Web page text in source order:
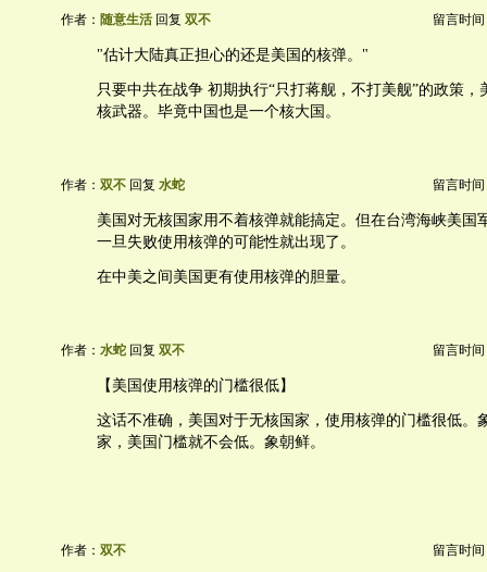
作者： 随意生活 回复 双不 留言时间
"估计大陆真正担心的还是美国的核弹。"
只要中共在战争 初期执行“只打蒋舰，不打美舰”的政策，
核武器。毕竟中国也是一个核大国。
作者： 双不 回复 水蛇 留言时间
美国对无核国家用不着核弹就能搞定。但在台湾海峡美国
一旦失败使用核弹的可能性就出现了。
在中美之间美国更有使用核弹的胆量。
作者： 水蛇 回复 双不 留言时间
【美国使用核弹的门槛很低】
这话不准确，美国对于无核国家，使用核弹的门槛很低。
家，美国门槛就不会低。象朝鲜。
作者： 双不 留言时间